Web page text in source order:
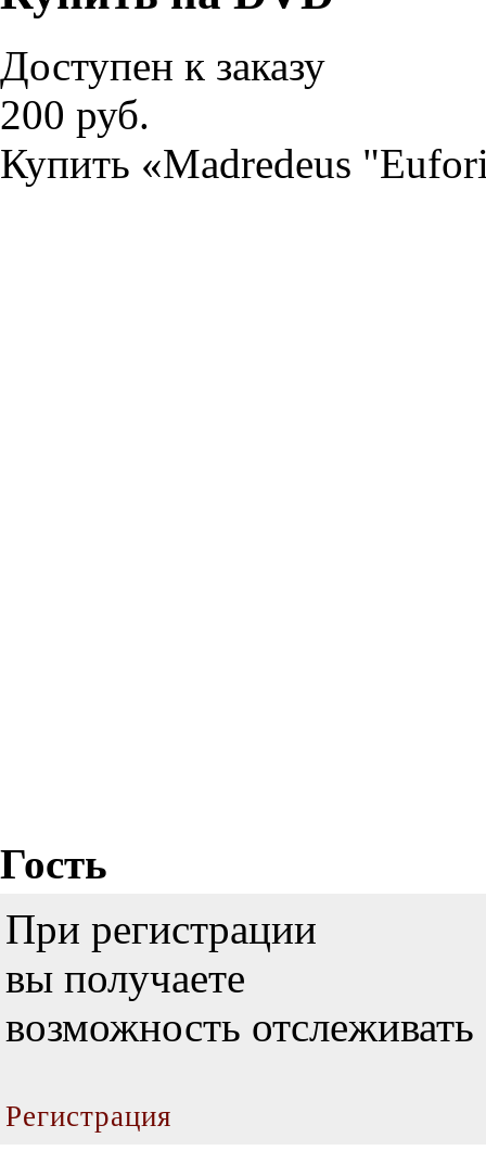
Доступен к заказу
200 руб.
Купить «Madredeus
Гость
При регистрации
вы получаете
возможность
Регистрация